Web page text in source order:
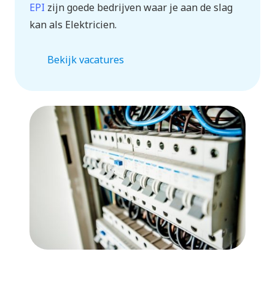
EPI zijn goede bedrijven waar je aan de slag
kan als Elektricien.
Bekijk vacatures